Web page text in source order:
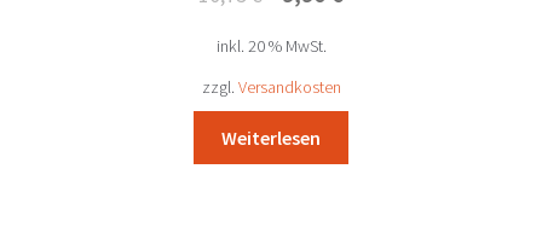
war:
10,75 €
inkl. 20 % MwSt.
zzgl. Versandkosten
Weiterlesen